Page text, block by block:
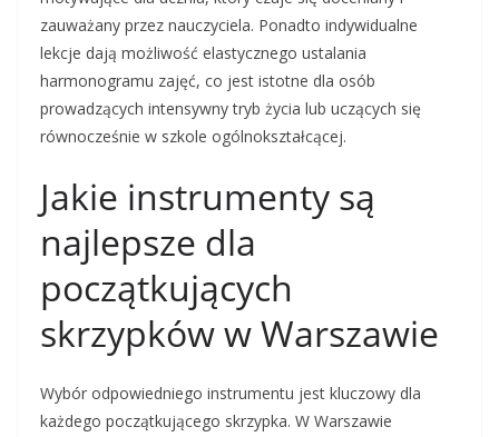
zauważany przez nauczyciela. Ponadto indywidualne
lekcje dają możliwość elastycznego ustalania
harmonogramu zajęć, co jest istotne dla osób
prowadzących intensywny tryb życia lub uczących się
równocześnie w szkole ogólnokształcącej.
Jakie instrumenty są
najlepsze dla
początkujących
skrzypków w Warszawie
Wybór odpowiedniego instrumentu jest kluczowy dla
każdego początkującego skrzypka. W Warszawie